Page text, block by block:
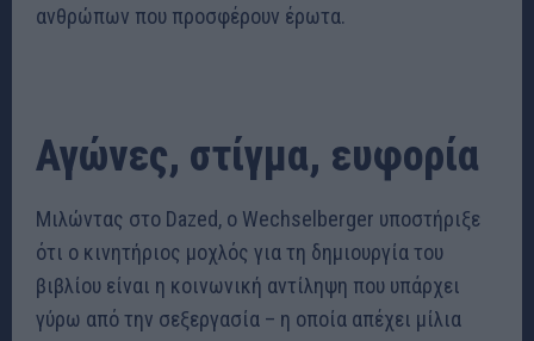
ανθρώπων που προσφέρουν έρωτα.
Αγώνες, στίγμα, ευφορία
Μιλώντας στο Dazed, o Wechselberger υποστήριξε
ότι ο κινητήριος μοχλός για τη δημιουργία του
βιβλίου είναι η κοινωνική αντίληψη που υπάρχει
γύρω από την σεξεργασία – η οποία απέχει μίλια